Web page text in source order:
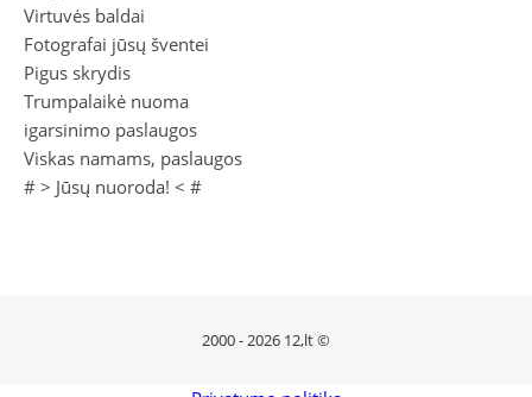
Virtuvės baldai
Fotografai jūsų šventei
Pigus skrydis
Trumpalaikė nuoma
igarsinimo paslaugos
Viskas namams, paslaugos
# > Jūsų nuoroda! < #
2000 - 2026 12,lt ©